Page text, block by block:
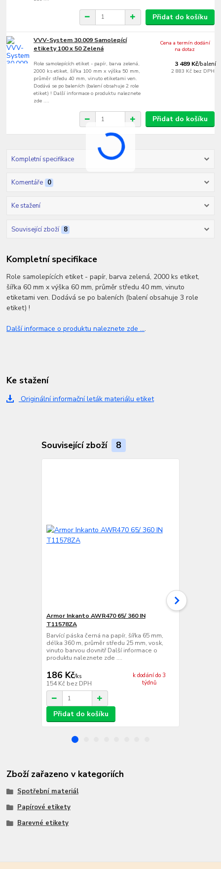
Přidat do košíku
VVV-System 30.009 Samolepící
etikety 100 x 50 Zelená
Role samolepících etiket - papír, barva zelená,
2000 ks etiket, šířka 100 mm x výška 50 mm,
průměr středu 40 mm, vinuto etiketami ven.
Dodává se po baleních (balení obsahuje 2 role
etiket) ! Další informace o produktu naleznete
zde ....
3 489 Kč/balení
2 883 Kč bez DPH
Cena a termín dodání
na dotaz
Přidat do košíku
Kompletní specifikace
Komentáře 0
Ke stažení
Související zboží 8
Kompletní specifikace
Role samolepících etiket - papír, barva zelená, 2000 ks etiket,
šířka 60 mm x výška 60 mm, průměr středu 40 mm, vinuto
etiketami ven. Dodává se po baleních (balení obsahuje 3 role
etiket) !
Další informace o produktu naleznete zde ....
Ke stažení
Originální informační leták materiálu etiket
Související zboží 8
Armor Inkanto AWR470 65/ 360 IN
T11578ZA
Barvící páska černá na papír, šířka 65 mm,
délka 360 m, průměr středu 25 mm, vosk,
vinuto barvou dovnitř Další informace o
produktu naleznete zde ....
186 Kč/ks
154 Kč bez DPH
k dodání do 3
týdnů
Přidat do košíku
Zboží zařazeno v kategoriích
Spotřební materiál
Papírové etikety
Barevné etikety